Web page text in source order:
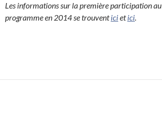
Les informations sur la première participation au
programme en 2014 se trouventicietici.